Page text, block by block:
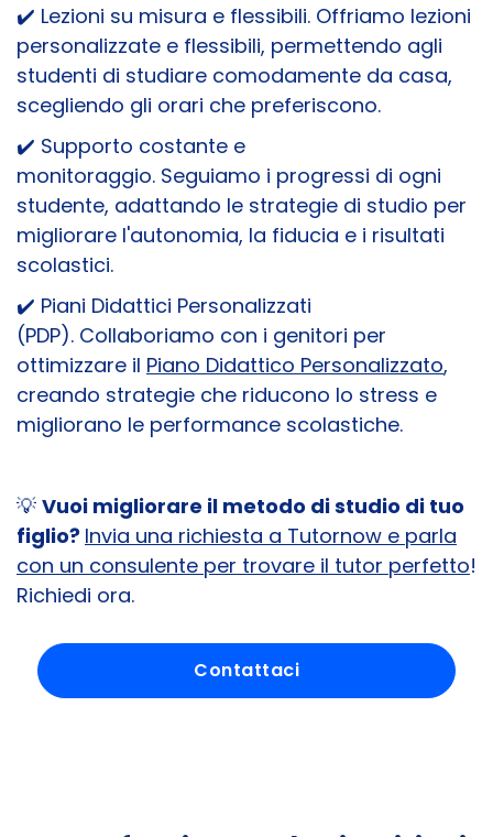
✔️ Lezioni su misura e flessibili. Offriamo lezioni
personalizzate e flessibili, permettendo agli
studenti di studiare comodamente da casa,
scegliendo gli orari che preferiscono.
✔️ Supporto costante e
monitoraggio. Seguiamo i progressi di ogni
studente, adattando le strategie di studio per
migliorare l'autonomia, la fiducia e i risultati
scolastici.
✔️ Piani Didattici Personalizzati
(PDP). Collaboriamo con i genitori per
ottimizzare il Piano Didattico Personalizzato,
creando strategie che riducono lo stress e
migliorano le performance scolastiche.
💡 Vuoi migliorare il metodo di studio di tuo
figlio? Invia una richiesta a Tutornow e parla
con un consulente per trovare il tutor perfetto!
Richiedi ora.
Contattaci